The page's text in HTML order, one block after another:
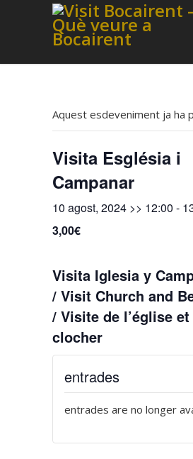
Aquest esdeveniment ja ha
Visita Església i
Campanar
10 agost, 2024 >> 12:00 -
3,00€
Visita Iglesia y
/ Visit Church and
/ Visite de l’église
clocher
entrades
entrades are no longer